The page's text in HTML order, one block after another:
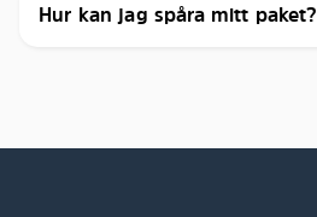
Hur kan jag spåra mitt paket?